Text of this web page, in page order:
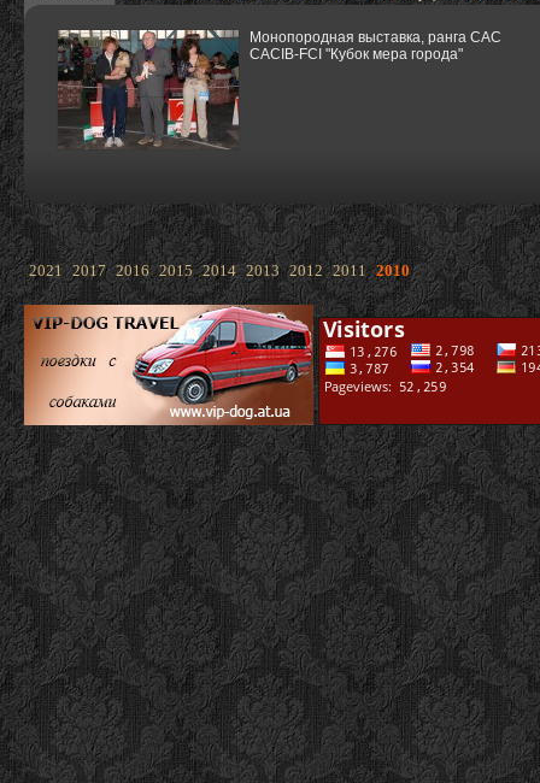
Монопородная выставка, ранга САС
CACIB-FCI "Кубок мера города"
2021 2017 2016 2015 2014 2013 2012 2011 2010